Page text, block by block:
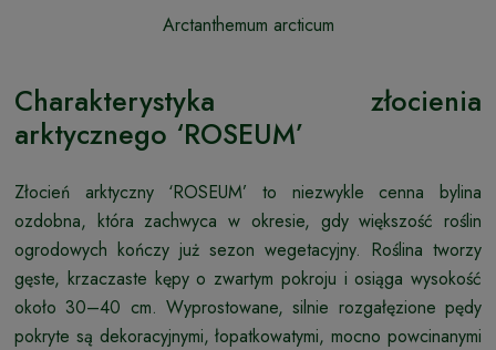
Arctanthemum arcticum
Charakterystyka złocienia
arktycznego ‘ROSEUM’
Złocień arktyczny ‘ROSEUM’ to niezwykle cenna bylina
ozdobna, która zachwyca w okresie, gdy większość roślin
ogrodowych kończy już sezon wegetacyjny. Roślina tworzy
gęste, krzaczaste kępy o zwartym pokroju i osiąga wysokość
około 30–40 cm. Wyprostowane, silnie rozgałęzione pędy
pokryte są dekoracyjnymi, łopatkowatymi, mocno powcinanymi